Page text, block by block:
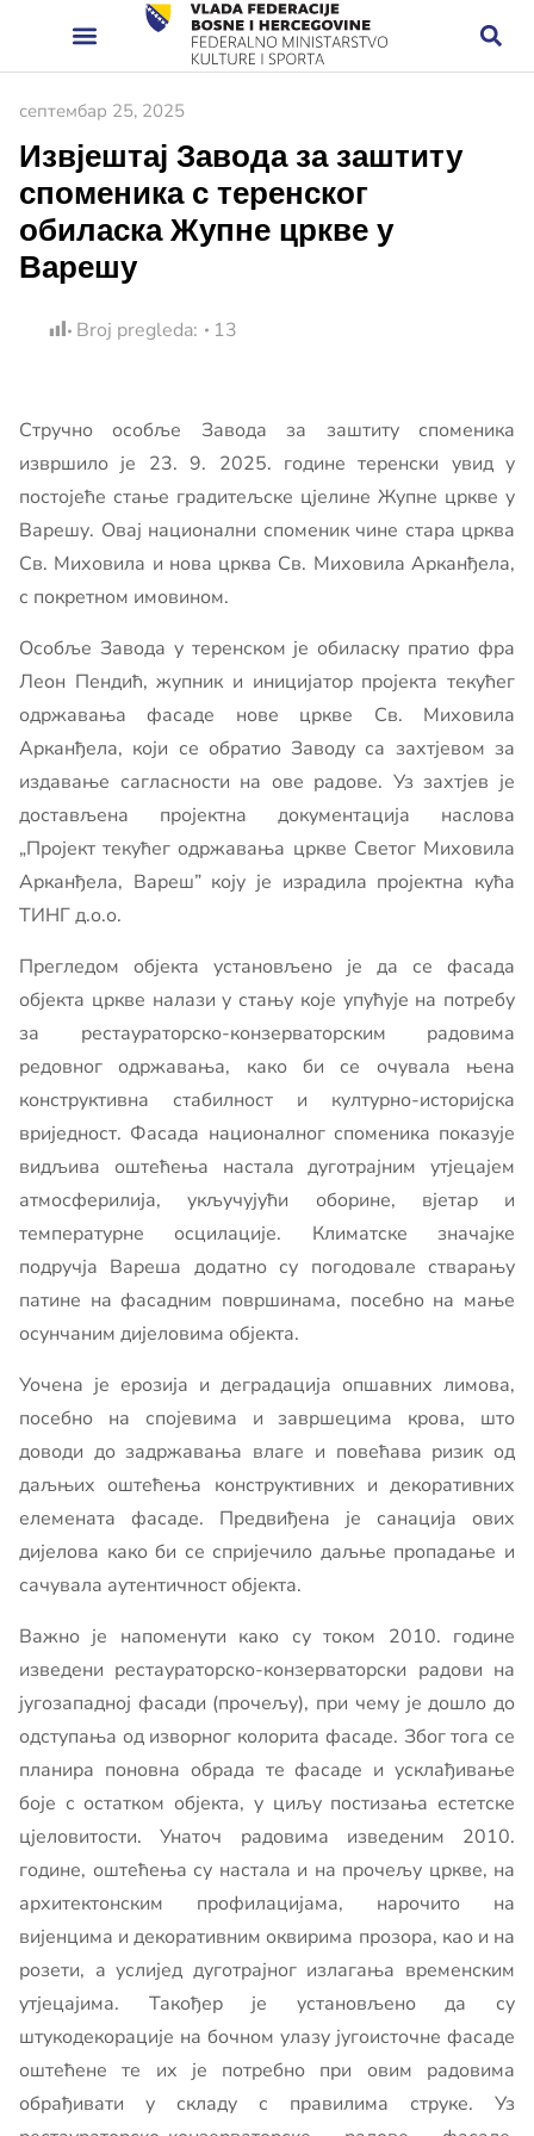
септембар 25, 2025
Извјештај Завода за заштиту
споменика с теренског
обиласка Жупне цркве у
Варешу
Broj pregleda: 13
Стручно особље Завода за заштиту споменика
извршило је 23. 9. 2025. године теренски увид у
постојеће стање градитељске цјелине Жупне цркве у
Варешу. Овај национални споменик чине стара црква
Св. Миховила и нова црква Св. Миховила Арканђела,
с покретном имовином.
Особље Завода у теренском је обиласку пратио фра
Леон Пендић, жупник и иницијатор пројекта текућег
одржавања фасаде нове цркве Св. Миховила
Арканђела, који се обратио Заводу са захтјевом за
издавање сагласности на ове радове. Уз захтјев је
достављена пројектна документација наслова
„Пројект текућег одржавања цркве Светог Миховила
Арканђела, Вареш” коју је израдила пројектна кућа
ТИНГ д.о.о.
Прегледом објекта установљено је да се фасада
објекта цркве налази у стању које упућује на потребу
за рестаураторско-конзерваторским радовима
редовног одржавања, како би се очувала њена
конструктивна стабилност и културно-историјска
вриједност. Фасада националног споменика показује
видљива оштећења настала дуготрајним утјецајем
атмосферилија, укључујући оборине, вјетар и
температурне осцилације. Климатске значајке
подручја Вареша додатно су погодовале стварању
патине на фасадним површинама, посебно на мање
осунчаним дијеловима објекта.
Уочена је ерозија и деградација опшавних лимова,
посебно на спојевима и завршецима крова, што
доводи до задржавања влаге и повећава ризик од
даљњих оштећења конструктивних и декоративних
елемената фасаде. Предвиђена је санација ових
дијелова како би се спријечило даљње пропадање и
сачувала аутентичност објекта.
Важно је напоменути како су током 2010. године
изведени рестаураторско-конзерваторски радови на
југозападној фасади (прочељу), при чему је дошло до
одступања од изворног колорита фасаде. Због тога се
планира поновна обрада те фасаде и усклађивање
боје с остатком објекта, у циљу постизања естетске
цјеловитости. Унаточ радовима изведеним 2010.
године, оштећења су настала и на прочељу цркве, на
архитектонским профилацијама, нарочито на
вијенцима и декоративним оквирима прозора, као и на
розети, а услијед дуготрајног излагања временским
утјецајима. Такођер је установљено да су
штукодекорације на бочном улазу југоисточне фасаде
оштећене те их је потребно при овим радовима
обрађивати у складу с правилима струке. Уз